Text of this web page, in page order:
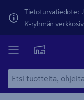
Tietoturvatiedote:
K-ryhmän